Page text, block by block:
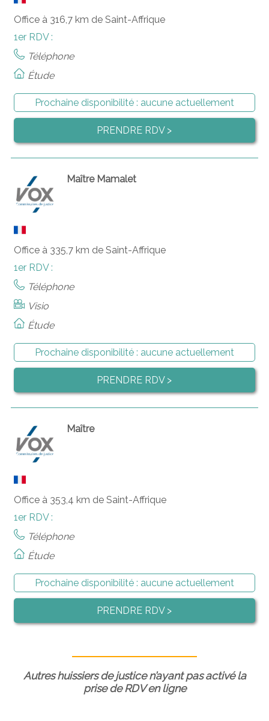
Office à 316,7 km de Saint-Affrique
1er RDV :
Téléphone
Étude
Prochaine disponibilité : aucune actuellement
PRENDRE RDV >
Maître Mamalet
Office à 335,7 km de Saint-Affrique
1er RDV :
Téléphone
Visio
Étude
Prochaine disponibilité : aucune actuellement
PRENDRE RDV >
Maître
Office à 353,4 km de Saint-Affrique
1er RDV :
Téléphone
Étude
Prochaine disponibilité : aucune actuellement
PRENDRE RDV >
Autres huissiers de justice n’ayant pas activé la
prise de RDV en ligne